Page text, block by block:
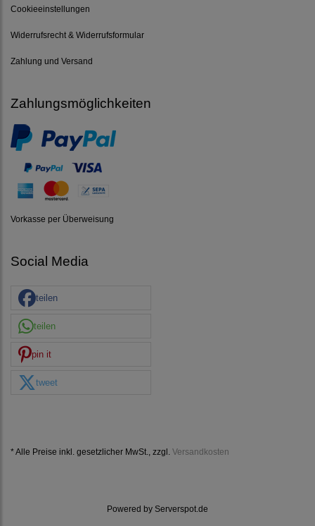
Cookieeinstellungen
Widerrufsrecht & Widerrufsformular
Zahlung und Versand
Zahlungsmöglichkeiten
Vorkasse per Überweisung
Social Media
teilen
teilen
pin it
tweet
* Alle Preise inkl. gesetzlicher MwSt., zzgl. Versandkosten
Powered by Serverspot.de